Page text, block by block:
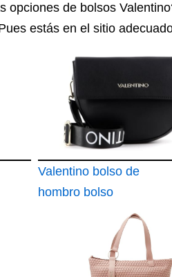
opciones de bolsos Valentino
estás en el sitio
Valentino bolso de
hombro bolso
Satchel Nero negro